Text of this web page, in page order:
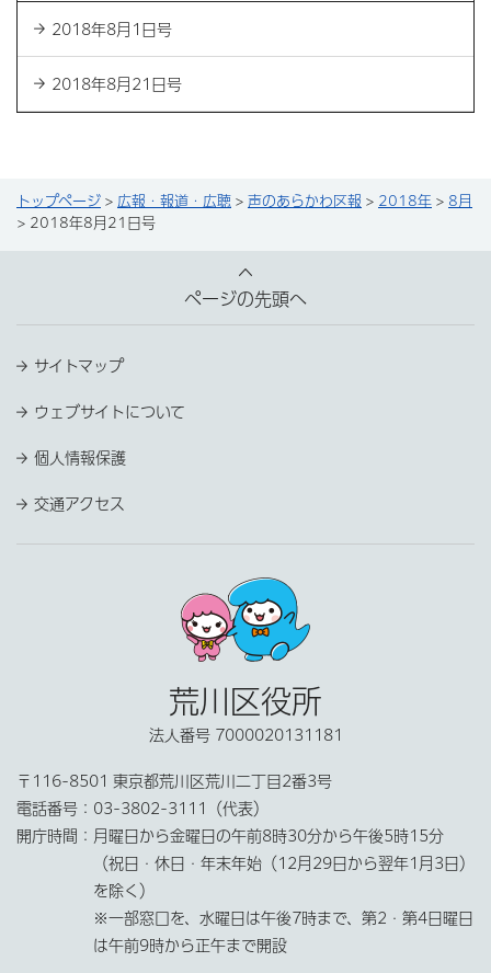
2018年8月1日号
2018年8月21日号
トップページ > 広報・報道・広聴 > 声のあらかわ区報 > 2018年 > 8月
> 2018年8月21日号
ページの先頭へ
サイトマップ
ウェブサイトについて
個人情報保護
交通アクセス
荒川区役所
法人番号 7000020131181
〒116-8501 東京都荒川区荒川二丁目2番3号
電話番号： 03-3802-3111（代表）
開庁時間： 月曜日から金曜日の午前8時30分から午後5時15分
（祝日・休日・年末年始（12月29日から翌年1月3日）
を除く）
※一部窓口を、水曜日は午後7時まで、第2・第4日曜日
は午前9時から正午まで開設